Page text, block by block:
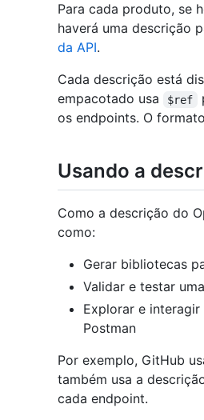
Para cada produto, se
haverá uma descrição
da API.
Cada descrição está
empacotado usa
$ref
os endpoints. O
Usando a
Como a descrição do
como:
Gerar bibliotecas
Validar e testar
Explorar e interagir
Postman
Por exemplo, GitHub
também usa a
cada endpoint.